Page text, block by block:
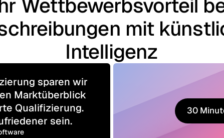
Wettbewerbsvorteil
mit
Intelligenz
sparen wir
Marktüberblick
Qualifizierung.
sein.
30
30